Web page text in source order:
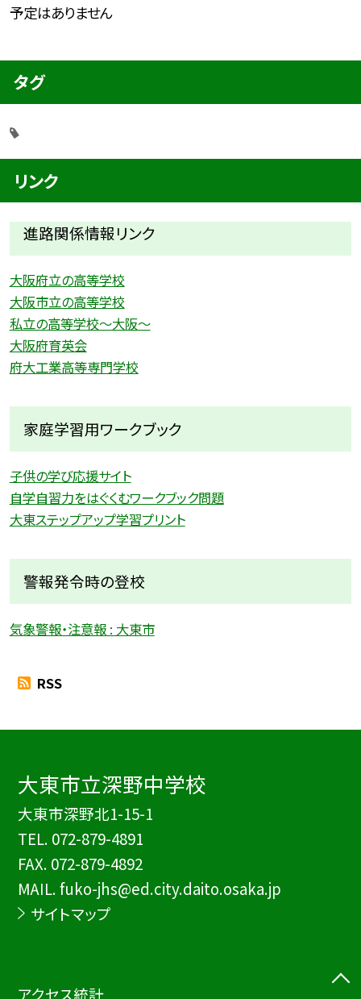
予定はありません
タグ
リンク
進路関係情報リンク
大阪府立の高等学校
大阪市立の高等学校
私立の高等学校〜大阪〜
大阪府育英会
府大工業高等専門学校
家庭学習用ワークブック
子供の学び応援サイト
自学自習力をはぐくむワークブック問題
大東ステップアップ学習プリント
警報発令時の登校
気象警報・注意報 : 大東市
RSS
大東市立深野中学校
大東市深野北1-15-1
TEL. 072-879-4891
FAX. 072-879-4892
MAIL. fuko-jhs@ed.city.daito.osaka.jp
サイトマップ
アクセス統計